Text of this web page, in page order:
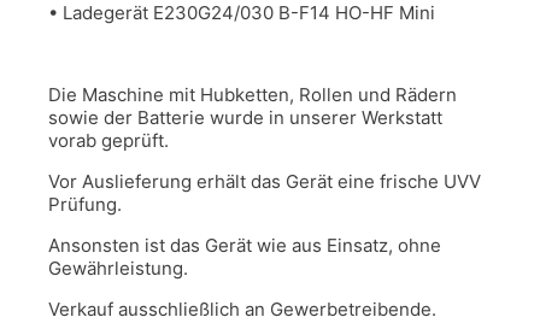
• Ladegerät E230G24/030 B-F14 HO-HF Mini
Die Maschine mit Hubketten, Rollen und Rädern
sowie der Batterie wurde in unserer Werkstatt
vorab geprüft.
Vor Auslieferung erhält das Gerät eine frische UVV
Prüfung.
Ansonsten ist das Gerät wie aus Einsatz, ohne
Gewährleistung.
Verkauf ausschließlich an Gewerbetreibende.